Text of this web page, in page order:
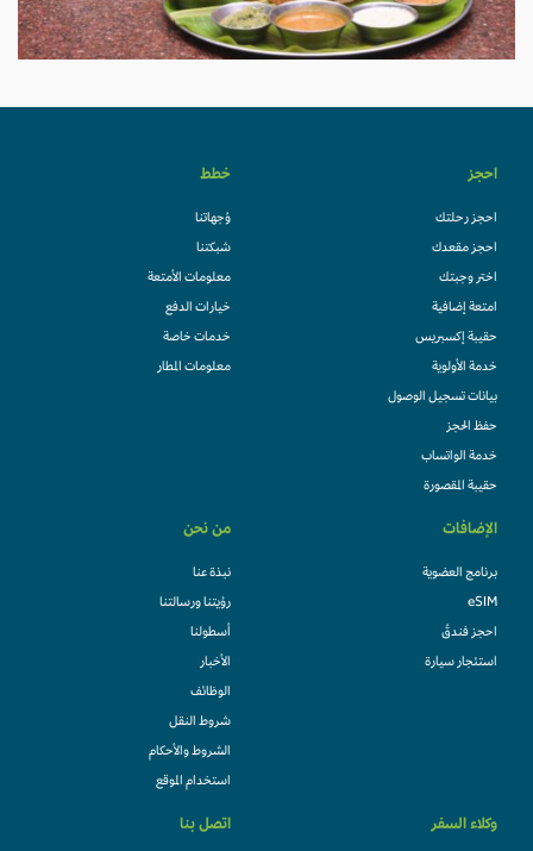
احجز
احجز رحلتك
احجز مقعدك
اختر وجبتك
امتعة إضافية
حقيبة إكسبريس
خدمة الأولوية
بيانات تسجيل الوصول
حفظ الحجز
خدمة الواتساب
حقيبة المقصورة
خطط
وُجهاتنا
شبكتنا
معلومات الأمتعة
خيارات الدفع
خدمات خاصة
معلومات المطار
الإضافات
برنامج العضوية
eSIM
احجز فندقً
استئجار سيارة
من نحن
نبذة عنا
رؤيتنا ورسالتنا
أسطولنا
الأخبار
الوظائف
شروط النقل
الشروط والأحكام
استخدام الموقع
وكلاء السفر اتصل بنا